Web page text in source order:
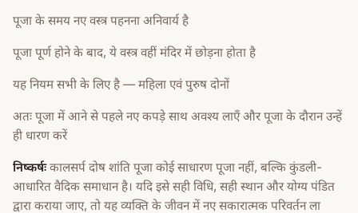
पूजा के समय नए वस्त्र पहनना अनिवार्य है
पूजा पूर्ण होने के बाद, ये वस्त्र वहीं मंदिर में छोड़ना होता है
यह नियम सभी के लिए है — महिला एवं पुरुष दोनों
अतः पूजा में आने से पहले नए कपड़े साथ अवश्य लाएँ और पूजा के दौरान उन्हें
ही धारण करें
निष्कर्षःकालसर्प दोष शांति पूजा कोई साधारण पूजा नहीं, बल्कि कुंडली-
आधारित वैदिक समाधान है। यदि इसे सही विधि, सही स्थान और योग्य पंडित
द्वारा कराया जाए, तो यह व्यक्ति के जीवन में नए सकारात्मक परिवर्तन ला